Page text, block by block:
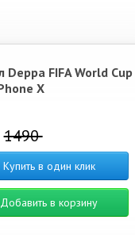
Deppa FIFA World
X
1490
Купить в один клик
Добавить в корзину